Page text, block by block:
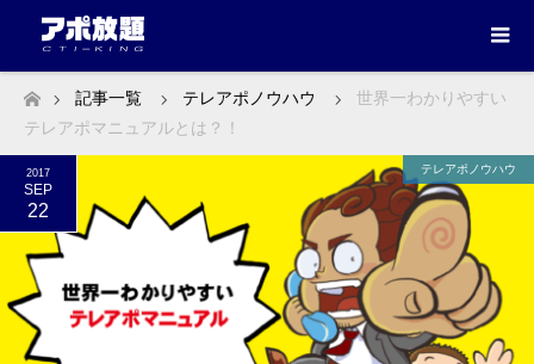
ホーム
記事一覧 テレアポノウハウ
世界一わかりやすい
テレアポマニュアルとは？！
2017
SEP
22
テレアポノウハウ